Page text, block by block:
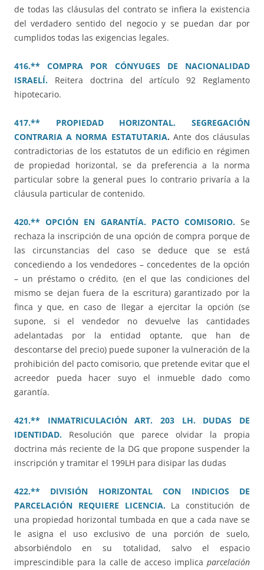
de todas las cláusulas del contrato se infiera la existencia
del verdadero sentido del negocio y se puedan dar por
cumplidos todas las exigencias legales.
416.** COMPRA POR CÓNYUGES DE NACIONALIDAD
ISRAELÍ.
Reitera doctrina del artículo 92 Reglamento
hipotecario.
417.** PROPIEDAD HORIZONTAL. SEGREGACIÓN
CONTRARIA A NORMA ESTATUTARIA. Ante dos cláusulas
contradictorias de los estatutos de un edificio en régimen
de propiedad horizontal, se da preferencia a la norma
particular sobre la general pues lo contrario privaría a la
cláusula particular de contenido.
420.** OPCIÓN EN GARANTÍA. PACTO COMISORIO. Se
rechaza la inscripción de una opción de compra porque de
las circunstancias del caso se deduce que se está
concediendo a los vendedores – concedentes de la opción
– un préstamo o crédito, (en el que las condiciones del
mismo se dejan fuera de la escritura) garantizado por la
finca y que, en caso de llegar a ejercitar la opción (se
supone, si el vendedor no devuelve las cantidades
adelantadas por la entidad optante, que han de
descontarse del precio) puede suponer la vulneración de la
prohibición del pacto comisorio, que pretende evitar que el
acreedor pueda hacer suyo el inmueble dado como
garantía.
421.** INMATRICULACIÓN ART. 203 LH. DUDAS DE
IDENTIDAD.
Resolución que parece olvidar la propia
doctrina más reciente de la DG que propone suspender la
inscripción y tramitar el 199LH para disipar las dudas
422.** DIVISIÓN HORIZONTAL CON INDICIOS DE
PARCELACIÓN REQUIERE LICENCIA.La constitución de
una propiedad horizontal tumbada en que a cada nave se
le asigna el uso exclusivo de una porción de suelo,
absorbiéndolo en su totalidad, salvo el espacio
imprescindible para la calle de acceso implica parcelación